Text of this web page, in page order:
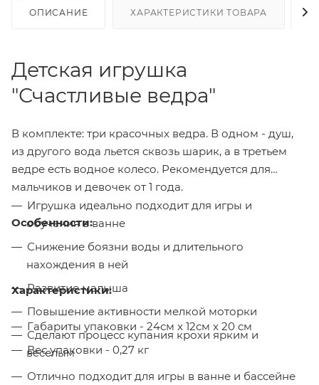
ОПИСАНИЕ ХАРАКТЕРИСТИКИ ТОВАРА
Детская игрушка
"Счастливые ведра"
В комплекте: три красочных ведра. В одном - душ,
из другого вода льется сквозь шарик, а в третьем
ведре есть водное колесо. Рекомендуется для
мальчиков и девочек от 1 года.
Особенности:
Игрушка идеально подходит для игры и
обучения в ванне
Снижение боязни воды и длительного
нахождения в ней
Развитие малыша
Повышение активности мелкой моторки
Сделают процесс купания крохи ярким и
веселым
Отлично подходит для игры в ванне и бассейне
Характеристики:
Габариты упаковки - 24см x 12см x 20 см
Вес упаковки - 0,27 кг